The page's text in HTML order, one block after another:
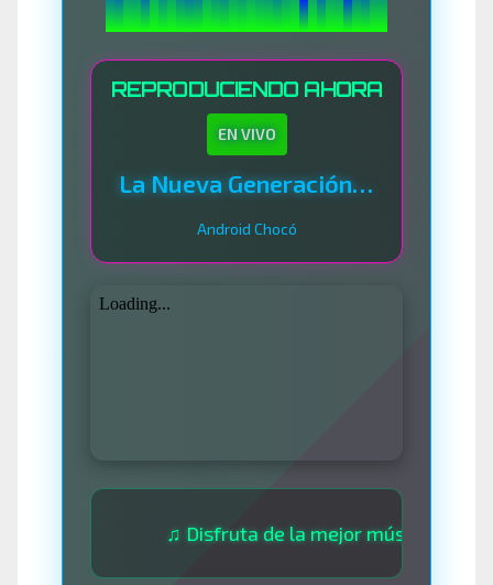
REPRODUCIENDO AHORA
EN VIVO
La Nueva Generación Del Sistema
Android Chocó
♫ Disfruta de la mejor música las 24 horas ♫